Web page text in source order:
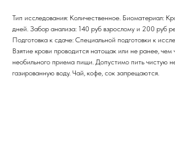
Тип исследования: Количественное. Биоматериал:
дней. Забор анализа: 140 руб взрослому и 200 руб
Подготовка к сдаче: Специальной подготовки к
Взятие крови проводится натощак или не ранее, чем
необильного приема пищи. Допустимо пить чистую
газированную воду. Чай, кофе, сок запрещаются.